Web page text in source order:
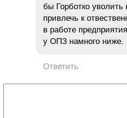
бы Горботко
привлечь к
в работе
у ОПЗ намного ниже.
Ответить